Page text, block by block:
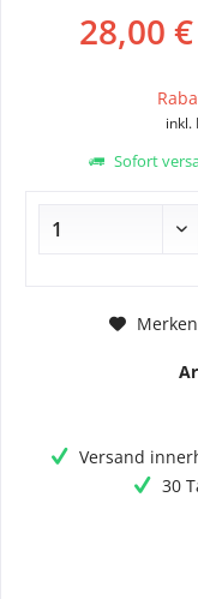
28,00
inkl.
Sofort
Merken
Versand
30